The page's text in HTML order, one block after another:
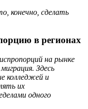
конечно, сделать
в регионах
на рынке
Здесь
колледжей и
их
одного